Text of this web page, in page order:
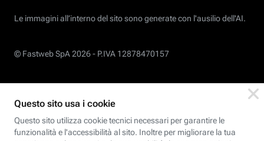
Le immagini all’interno del sito sono generate con l'ausilio dell'AI.
© Fastweb SpA 2026 - P.IVA 12878470157